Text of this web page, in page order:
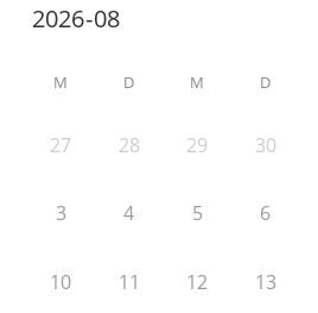
M D M D
27 28 29 30
3 4 5 6
10 11 12 13